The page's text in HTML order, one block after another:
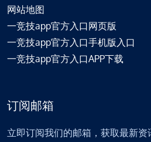
网站地图
一竞技app官方入口网页版
一竞技app官方入口手机版入口
一竞技app官方入口APP下载
订阅邮箱
立即订阅我们的邮箱，获取最新